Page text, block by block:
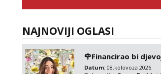
NAJNOVIJI OGLASI
🌹Financirao bi
Datum: 08.kolovoza 2026.